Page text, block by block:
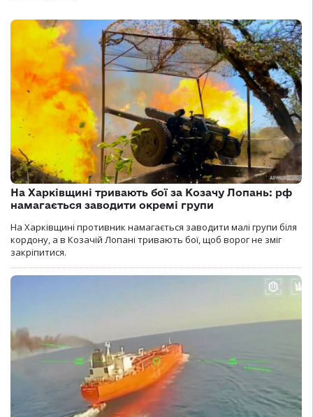
На Харківщині тривають бої за Козачу Лопань: рф
намагається заводити окремі групи
На Харківщині противник намагається заводити малі групи біля
кордону, а в Козачій Лопані тривають бої, щоб ворог не зміг
закріпитися.